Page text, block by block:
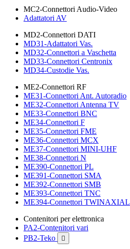
MC2-Connettori Audio-Video
Adattatori AV
MD2-Connettori DATI
MD31-Adattatori Vas.
MD32-Connettori a Vaschetta
MD33-Connettori Centronix
MD34-Custodie Vas.
ME2-Connettori RF
ME31-Connettori Ant. Autoradio
ME32-Connettori Antenna TV
ME33-Connettori BNC
ME34-Connettori F
ME35-Connettori FME
ME36-Connettori MCX
ME37-Connettori MINI-UHF
ME38-Connettori N
ME390-Connettori PL
ME391-Connettori SMA
ME392-Connettori SMB
ME393-Connettori TNC
ME394-Connettori TWINAXIAL
Contenitori per elettronica
PA2-Contenitori vari
PB2-Teko
